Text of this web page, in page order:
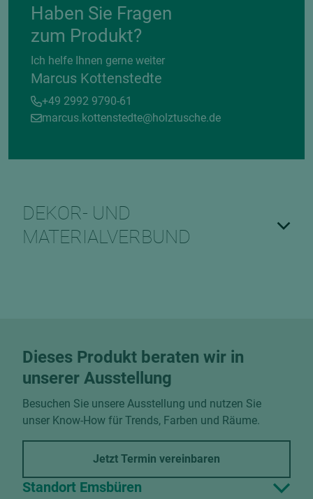
Haben Sie Fragen
zum Produkt?
Ich helfe Ihnen gerne weiter
Marcus Kottenstedte
+49 2992 9790-61
marcus.kottenstedte@holztusche.de
DEKOR- UND
MATERIALVERBUND
Dieses Produkt beraten wir in
unserer Ausstellung
Besuchen Sie unsere Ausstellung und nutzen Sie
unser Know-How für Trends, Farben und Räume.
Jetzt Termin vereinbaren
Standort Emsbüren